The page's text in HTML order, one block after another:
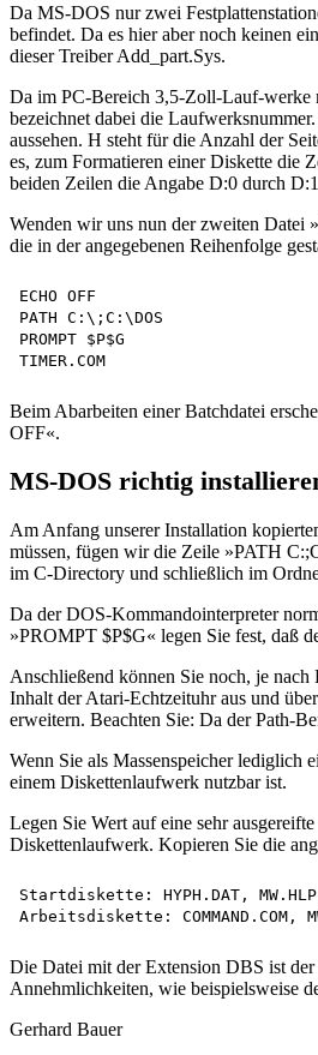
Da MS-DOS nur zwei
befindet. Da es hier aber noch keinen
dieser Treiber Add_part.Sys.
Da im PC-Bereich 3,5-Zoll-Lauf-werke
bezeichnet dabei die
aussehen. H steht für die Anzahl der
es, zum Formatieren einer Diskette die
beiden Zeilen die Angabe D:0 durch
Wenden wir uns nun der zweiten Datei
die in der angegebenen Reihenfolge
ECHO OFF
PATH C:\;C:\DOS
PROMPT $P$G
Beim Abarbeiten einer Batchdatei
OFF«.
MS-DOS richtig
Am Anfang unserer Installation
müssen, fügen wir die Zeile »PATH
im C-Directory und schließlich im
Da der DOS-Kommandointerpreter
»PROMPT $P$G« legen Sie fest, daß
Anschließend können Sie noch, je
Inhalt der Atari-Echtzeituhr aus und
erweitern. Beachten Sie: Da der Path-
Wenn Sie als Massenspeicher lediglich
einem Diskettenlaufwerk nutzbar ist.
Legen Sie Wert auf eine sehr
Diskettenlaufwerk. Kopieren Sie die
Startdiskette: HYPH.DAT,
Die Datei mit der Extension DBS ist
Annehmlichkeiten, wie beispielsweise
Gerhard Bauer